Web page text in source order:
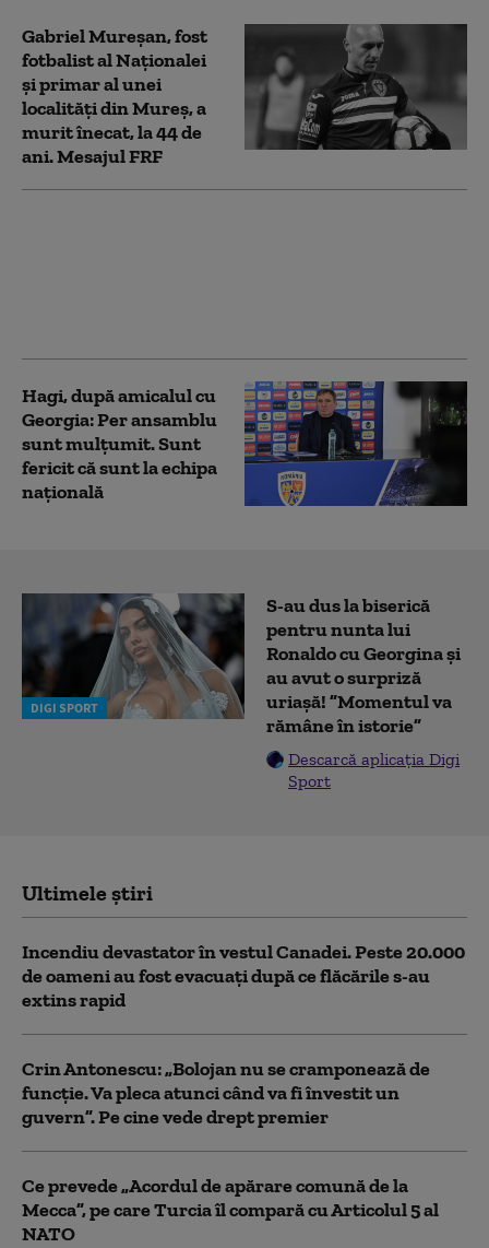
Gabriel Mureșan, fost
fotbalist al Naționalei
și primar al unei
localități din Mureș, a
murit înecat, la 44 de
ani. Mesajul FRF
Hagi, după amicalul cu
Georgia: Per ansamblu
sunt mulţumit. Sunt
fericit că sunt la echipa
naţională
DIGI SPORT
S-au dus la biserică
pentru nunta lui
Ronaldo cu Georgina și
au avut o surpriză
uriașă! ”Momentul va
rămâne în istorie”
Descarcă aplicația Digi
Sport
Ultimele știri
Incendiu devastator în vestul Canadei. Peste 20.000
de oameni au fost evacuați după ce flăcările s-au
extins rapid
Crin Antonescu: „Bolojan nu se cramponează de
funcție. Va pleca atunci când va fi învestit un
guvern”. Pe cine vede drept premier
Ce prevede „Acordul de apărare comună de la
Mecca”, pe care Turcia îl compară cu Articolul 5 al
NATO